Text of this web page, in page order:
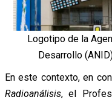
Logotipo de la
Desarrollo
En este contexto, en
Radioanálisis, el